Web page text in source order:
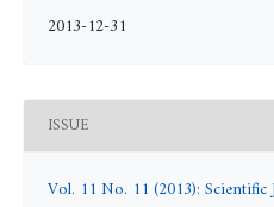
2013-12-31
ISSUE
Vol. 11 No. 11 (2013): Scientific